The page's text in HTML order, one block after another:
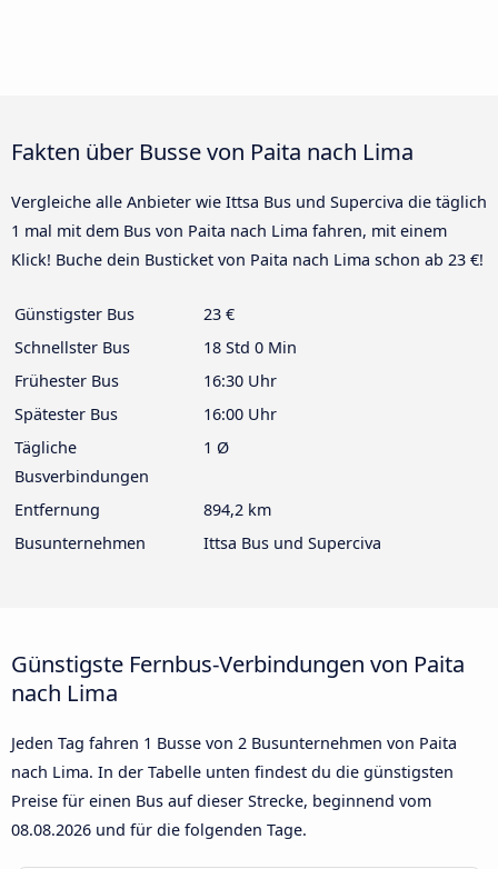
Fakten über Busse von Paita nach Lima
Vergleiche alle Anbieter wie Ittsa Bus und Superciva die täglich
1 mal mit dem Bus von Paita nach Lima fahren, mit einem
Klick! Buche dein Busticket von Paita nach Lima schon ab 23 €!
Günstigster Bus
23 €
Schnellster Bus
18 Std 0 Min
Frühester Bus
16:30 Uhr
Spätester Bus
16:00 Uhr
Tägliche
Busverbindungen
1 Ø
Entfernung
894,2 km
Busunternehmen
Ittsa Bus und Superciva
Günstigste Fernbus-Verbindungen von Paita
nach Lima
Jeden Tag fahren 1 Busse von 2 Busunternehmen von Paita
nach Lima. In der Tabelle unten findest du die günstigsten
Preise für einen Bus auf dieser Strecke, beginnend vom
08.08.2026 und für die folgenden Tage.